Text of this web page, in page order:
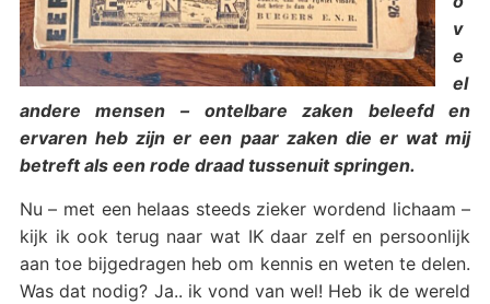
v
e
el
andere mensen – ontelbare zaken beleefd en
ervaren heb zijn er een paar zaken die er wat mij
betreft als een rode draad tussenuit springen.
Nu – met een helaas steeds zieker wordend lichaam –
kijk ik ook terug naar wat IK daar zelf en persoonlijk
aan toe bijgedragen heb om kennis en weten te delen.
Was dat nodig? Ja.. ik vond van wel! Heb ik de wereld